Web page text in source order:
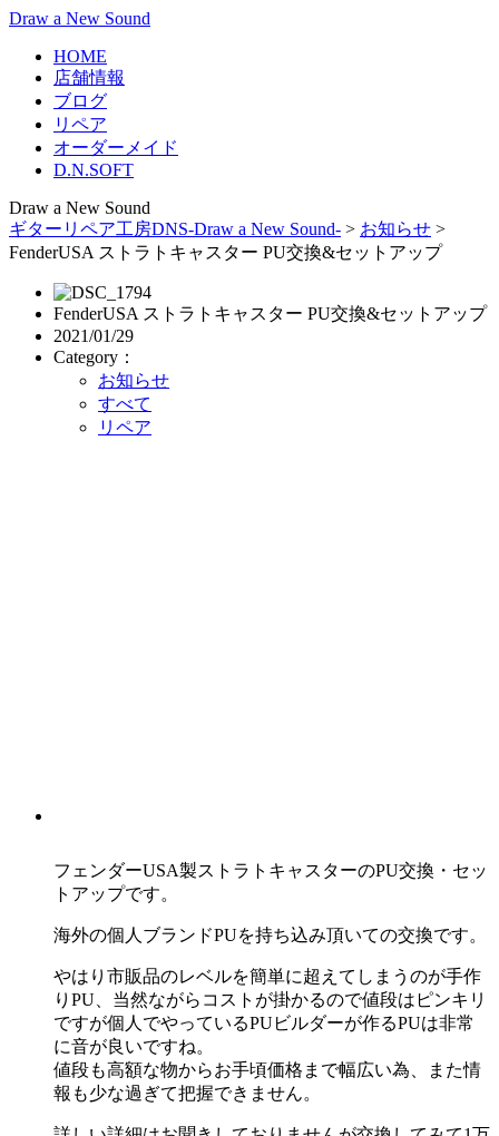
Draw a New Sound
HOME
店舗情報
ブログ
リペア
オーダーメイド
D.N.SOFT
Draw a New Sound
ギターリペア工房DNS-Draw a New Sound- > お知らせ >
FenderUSA ストラトキャスター PU交換&セットアップ
FenderUSA ストラトキャスター PU交換&セットアップ
2021/01/29
Category：
お知らせ
すべて
リペア
フェンダーUSA製ストラトキャスターのPU交換・セッ
トアップです。
海外の個人ブランドPUを持ち込み頂いての交換です。
やはり市販品のレベルを簡単に超えてしまうのが手作
りPU、当然ながらコストが掛かるので値段はピンキリ
ですが個人でやっているPUビルダーが作るPUは非常
に音が良いですね。
値段も高額な物からお手頃価格まで幅広い為、また情
報も少な過ぎて把握できません。